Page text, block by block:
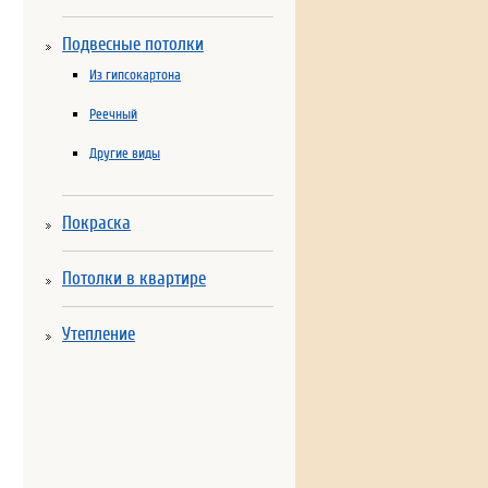
Подвесные потолки
Из гипсокартона
Реечный
Другие виды
Покраска
Потолки в квартире
Утепление